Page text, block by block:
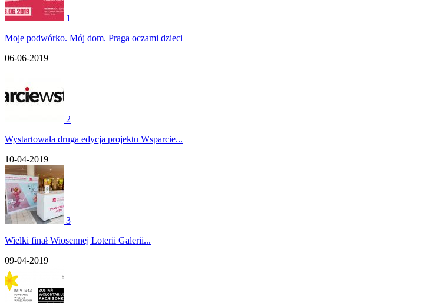
1
Moje podwórko. Mój dom. Praga oczami dzieci
06-06-2019
2
Wystartowała druga edycja projektu Wsparcie...
10-04-2019
3
Wielki finał Wiosennej Loterii Galerii...
09-04-2019